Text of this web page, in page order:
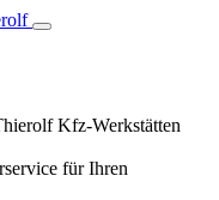
Kfz-Werkstätten
für Ihren